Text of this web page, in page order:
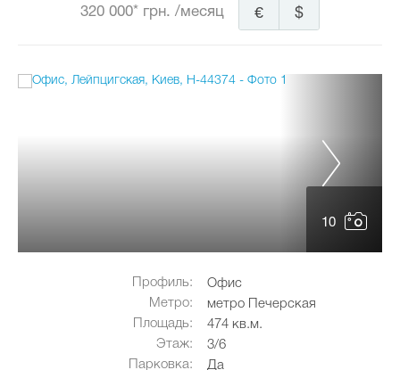
320 000* грн. /месяц $
€
10
Профиль:
Офис
Метро:
метро Печерская
Площадь:
474 кв.м.
Этаж:
3/6
Парковка:
Да